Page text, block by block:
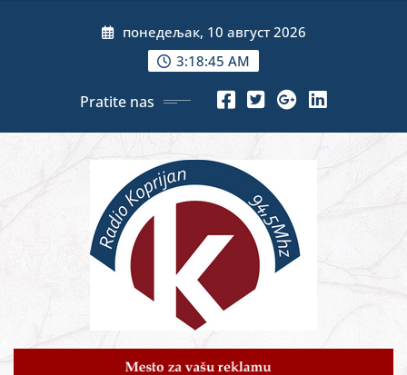
понедељак, 10 август 2026
3:18:47 AM
Pratite nas